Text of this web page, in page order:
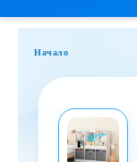
Начало